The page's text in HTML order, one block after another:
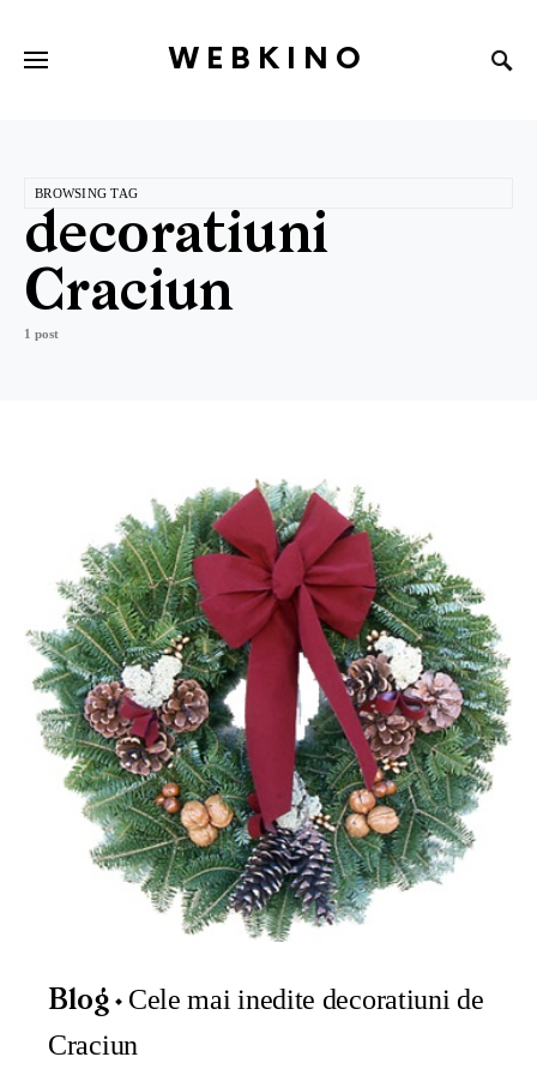
WEBKINO
BROWSING TAG
decoratiuni
Craciun
1 post
Blog
Cele mai inedite decoratiuni de
Craciun